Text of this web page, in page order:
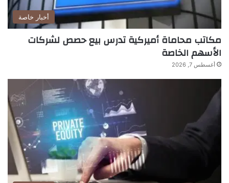
أخبار خاصة
مكاتب محاماة أميركية تدرس بيع حصص لشركات
الأسهم الخاصة
أغسطس 7, 2026